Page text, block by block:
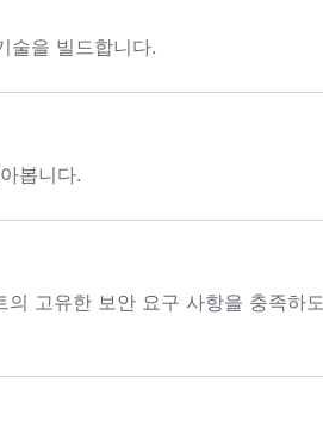
술을 빌드합니다.
봅니다.
고유한 보안 요구 사항을 충족하